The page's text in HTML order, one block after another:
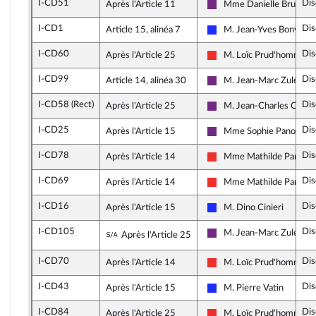
I-CD51 Après l'Article 11
La République en Marche
Mme Danielle
I-CD1 Article 15, alinéa 7
Les Républicains
M. Jean-Yves Bony
I-CD60 Après l'Article 25
La France insoumise
M. Loïc Prud'homme
I-CD99 Article 14, alinéa 30
La République en Marche
M. Jean-Marc Zulesi
I-CD58 (Rect) Après l'Article 25
La République en Marche
M. Jean-Charles
I-CD25 Après l'Article 15
La République en Marche
Mme Sophie Panonacle
I-CD78 Après l'Article 14
La France insoumise
Mme Mathilde Panot
I-CD69 Après l'Article 14
La France insoumise
Mme Mathilde Panot
I-CD16 Après l'Article 15
Les Républicains
M. Dino Cinieri
I-CD105 Sous-amendement de l'amendement
Après l'Article 25 La République en Marche
M. Jean-Marc Zulesi
I-CD70 Après l'Article 14
La France insoumise
M. Loïc Prud'homme
I-CD43 Après l'Article 15
Les Républicains
M. Pierre Vatin
I-CD84 Après l'Article 25 M. Loïc Prud'homme